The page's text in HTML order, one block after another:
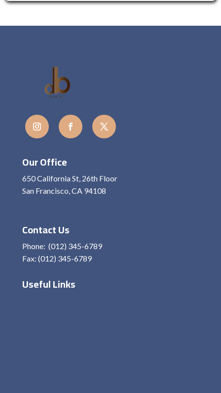
Our Office
650 California St, 26th Floor
San Francisco, CA 94108
Contact Us
Phone: (012) 345-6789
Fax: (012) 345-6789
Useful Links